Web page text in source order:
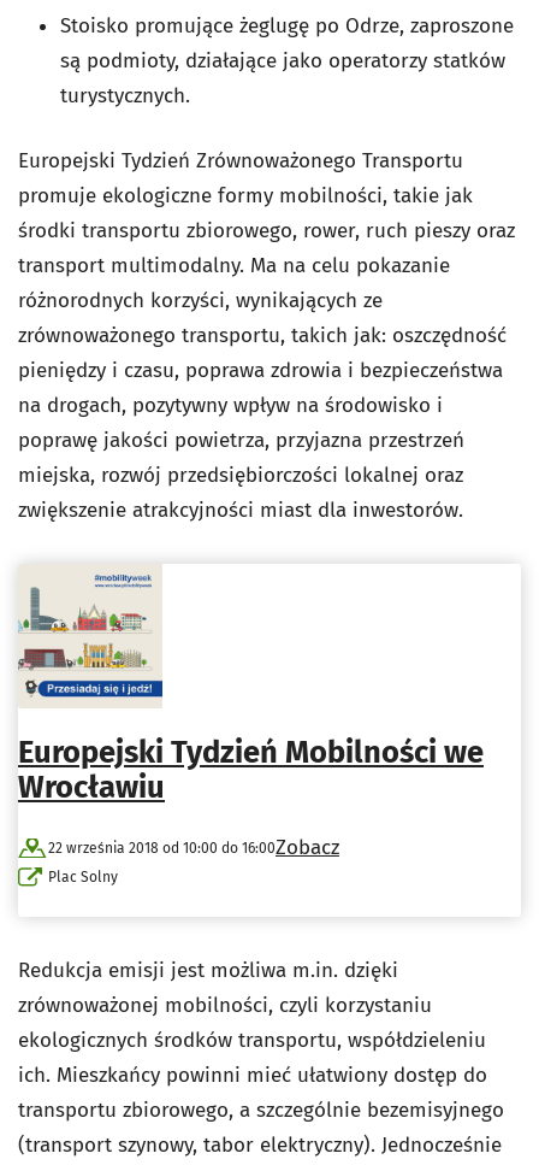
Stoisko promujące żeglugę po Odrze, zaproszone
są podmioty, działające jako operatorzy statków
turystycznych.
Europejski Tydzień Zrównoważonego Transportu
promuje ekologiczne formy mobilności, takie jak
środki transportu zbiorowego, rower, ruch pieszy oraz
transport multimodalny. Ma na celu pokazanie
różnorodnych korzyści, wynikających ze
zrównoważonego transportu, takich jak: oszczędność
pieniędzy i czasu, poprawa zdrowia i bezpieczeństwa
na drogach, pozytywny wpływ na środowisko i
poprawę jakości powietrza, przyjazna przestrzeń
miejska, rozwój przedsiębiorczości lokalnej oraz
zwiększenie atrakcyjności miast dla inwestorów.
Europejski Tydzień Mobilności we
Wrocławiu
22 września 2018 od 10:00 do 16:00
Plac Solny
Zobacz
Redukcja emisji jest możliwa m.in. dzięki
zrównoważonej mobilności, czyli korzystaniu
ekologicznych środków transportu, współdzieleniu
ich. Mieszkańcy powinni mieć ułatwiony dostęp do
transportu zbiorowego, a szczególnie bezemisyjnego
(transport szynowy, tabor elektryczny). Jednocześnie